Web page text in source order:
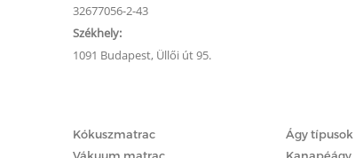
32677056-2-43
Székhely:
1091 Budapest, Üllői út 95.
Kókuszmatrac
Vákuum matrac
Ágy típusok
Kanapéágy